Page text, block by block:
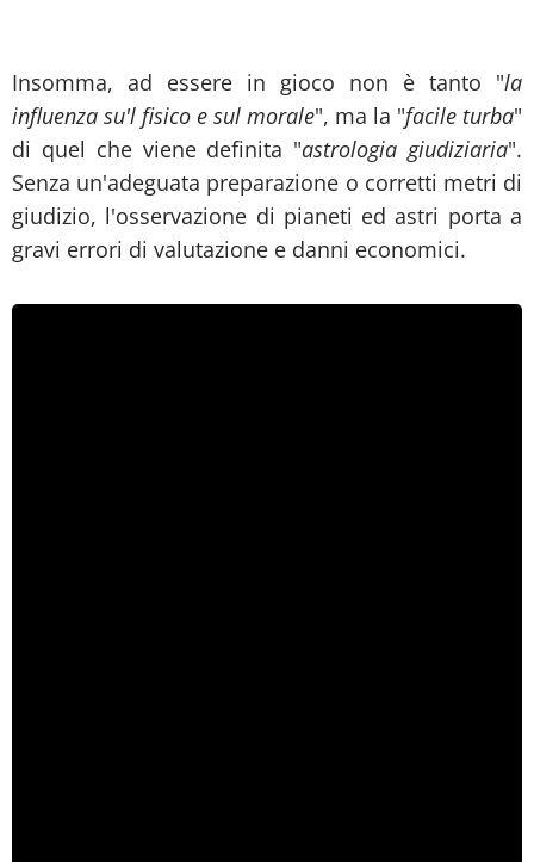
Insomma, ad essere in gioco non è tanto "la
influenza su'l fisico e sul morale", ma la "facile turba"
di quel che viene definita "astrologia giudiziaria".
Senza un'adeguata preparazione o corretti metri di
giudizio, l'osservazione di pianeti ed astri porta a
gravi errori di valutazione e danni economici.